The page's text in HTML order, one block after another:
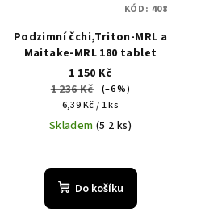
Podzimní čchi,Triton-MRL a
Maitake-MRL 180 tablet
1 150 Kč
1 236 Kč (–6 %)
Měrná
cena:
6,39 Kč / 1 ks
Skladem (5 2 ks)
Do košíku
KÓD: 408